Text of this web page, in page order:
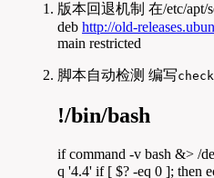
版本回退机制 在/etc/apt/
deb http://old-
main restricted
脚本自动检测 编写
!/bin/bash
if command -v bash &> /
q '4.4' if [ $? -eq 0 ]; then